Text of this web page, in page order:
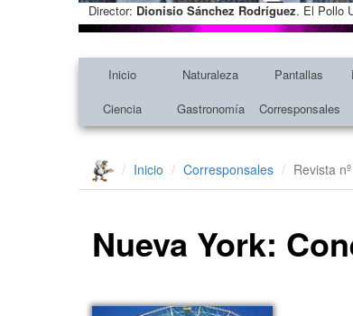
Director: Dionisio Sánchez Rodríguez. El Pollo
Inicio Naturaleza Pantallas
Ciencia
Gastronomía Corresponsales
Inicio Corresponsales Revista
Nueva York: